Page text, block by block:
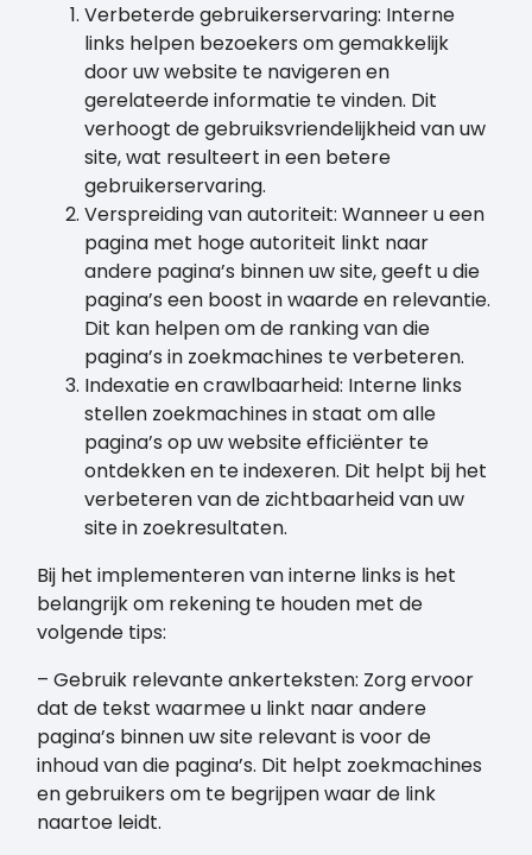
Verbeterde gebruikerservaring: Interne
links helpen bezoekers om gemakkelijk
door uw website te navigeren en
gerelateerde informatie te vinden. Dit
verhoogt de gebruiksvriendelijkheid van uw
site, wat resulteert in een betere
gebruikerservaring.
Verspreiding van autoriteit: Wanneer u een
pagina met hoge autoriteit linkt naar
andere pagina’s binnen uw site, geeft u die
pagina’s een boost in waarde en relevantie.
Dit kan helpen om de ranking van die
pagina’s in zoekmachines te verbeteren.
Indexatie en crawlbaarheid: Interne links
stellen zoekmachines in staat om alle
pagina’s op uw website efficiënter te
ontdekken en te indexeren. Dit helpt bij het
verbeteren van de zichtbaarheid van uw
site in zoekresultaten.
Bij het implementeren van interne links is het
belangrijk om rekening te houden met de
volgende tips:
– Gebruik relevante ankerteksten: Zorg ervoor
dat de tekst waarmee u linkt naar andere
pagina’s binnen uw site relevant is voor de
inhoud van die pagina’s. Dit helpt zoekmachines
en gebruikers om te begrijpen waar de link
naartoe leidt.